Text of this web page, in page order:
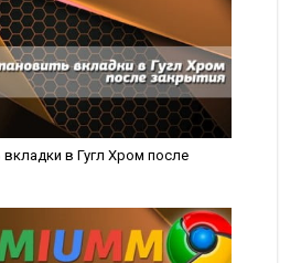
в Гугл Хром после